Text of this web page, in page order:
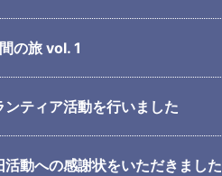
の旅 vol. 1
ティア活動を行いました
動への感謝状をいただきました